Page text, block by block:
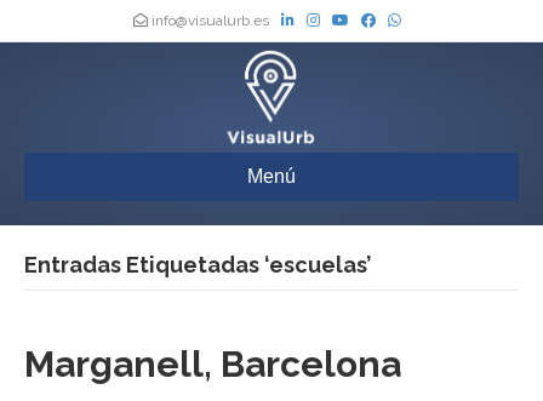
info@visualurb.es
Menú
Entradas Etiquetadas ‘escuelas’
Marganell, Barcelona